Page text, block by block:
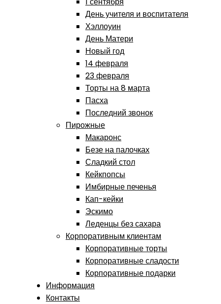
День учителя и воспитателя
Хэллоуин
День Матери
Новый год
14 февраля
23 февраля
Торты на 8 марта
Пасха
Последний звонок
Пирожные
Макаронс
Безе на палочках
Сладкий стол
Кейкпопсы
Имбирные печенья
Кап-кейки
Эскимо
Леденцы без сахара
Корпоративным клиентам
Корпоративные торты
Корпоративные сладости
Корпоративные подарки
Информация
Контакты